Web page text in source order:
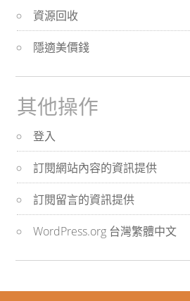
資源回收
隱適美價錢
其他操作
登入
訂閱網站內容的資訊提供
訂閱留言的資訊提供
WordPress.org 台灣繁體中文